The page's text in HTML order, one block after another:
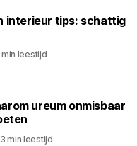
interieur tips: schattig
min leestijd
ureum onmisbaar
3 min leestijd